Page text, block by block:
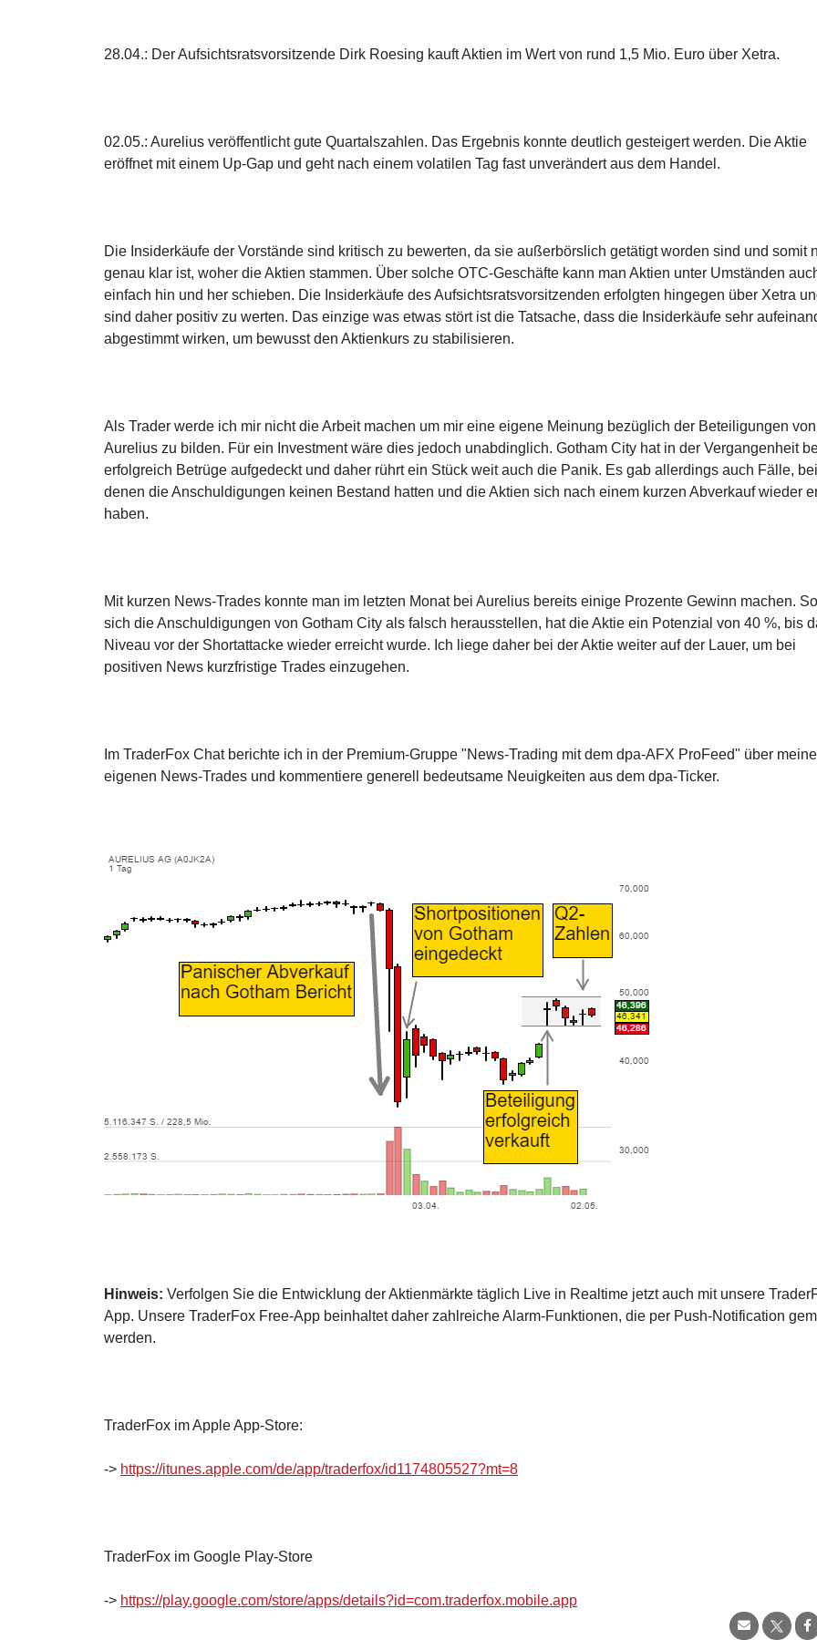
28.04.: Der Aufsichtsratsvorsitzende Dirk Roesing kauft Aktien im Wert von rund 1,5 Mio. Euro über Xetra.
02.05.: Aurelius veröffentlicht gute Quartalszahlen. Das Ergebnis konnte deutlich gesteigert werden. Die Aktie
eröffnet mit einem Up-Gap und geht nach einem volatilen Tag fast unverändert aus dem Handel.
Die Insiderkäufe der Vorstände sind kritisch zu bewerten, da sie außerbörslich getätigt worden sind und somit
genau klar ist, woher die Aktien stammen. Über solche OTC-Geschäfte kann man Aktien unter Umständen
einfach hin und her schieben. Die Insiderkäufe des Aufsichtsratsvorsitzenden erfolgten hingegen über Xetra
sind daher positiv zu werten. Das einzige was etwas stört ist die Tatsache, dass die Insiderkäufe sehr
abgestimmt wirken, um bewusst den Aktienkurs zu stabilisieren.
Als Trader werde ich mir nicht die Arbeit machen um mir eine eigene Meinung bezüglich der Beteiligungen von
Aurelius zu bilden. Für ein Investment wäre dies jedoch unabdinglich. Gotham City hat in der Vergangenheit
erfolgreich Betrüge aufgedeckt und daher rührt ein Stück weit auch die Panik. Es gab allerdings auch Fälle, bei
denen die Anschuldigungen keinen Bestand hatten und die Aktien sich nach einem kurzen Abverkauf wieder
haben.
Mit kurzen News-Trades konnte man im letzten Monat bei Aurelius bereits einige Prozente Gewinn machen.
sich die Anschuldigungen von Gotham City als falsch herausstellen, hat die Aktie ein Potenzial von 40 %, bis
Niveau vor der Shortattacke wieder erreicht wurde. Ich liege daher bei der Aktie weiter auf der Lauer, um bei
positiven News kurzfristige Trades einzugehen.
Im TraderFox Chat berichte ich in der Premium-Gruppe "News-Trading mit dem dpa-AFX ProFeed" über meine
eigenen News-Trades und kommentiere generell bedeutsame Neuigkeiten aus dem dpa-Ticker.
Hinweis: Verfolgen Sie die Entwicklung der Aktienmärkte täglich Live in Realtime jetzt auch mit unsere
App. Unsere TraderFox Free-App beinhaltet daher zahlreiche Alarm-Funktionen, die per Push-Notification
werden.
TraderFox im Apple App-Store:
-> https://itunes.apple.com/de/app/traderfox/id1174805527?mt=8
TraderFox im Google Play-Store
-> https://play.google.com/store/apps/details?id=com.traderfox.mobile.app